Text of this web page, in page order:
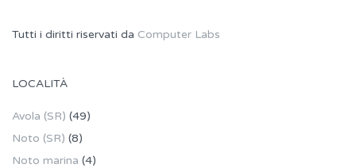
Tutti i diritti riservati da Computer Labs
LOCALITÀ
Avola (SR) (49)
Noto (SR) (8)
Noto marina (4)